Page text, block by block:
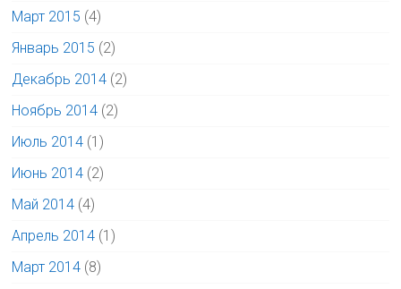
Март 2015 (4)
Январь 2015 (2)
Декабрь 2014 (2)
Ноябрь 2014 (2)
Июль 2014 (1)
Июнь 2014 (2)
Май 2014 (4)
Апрель 2014 (1)
Март 2014 (8)